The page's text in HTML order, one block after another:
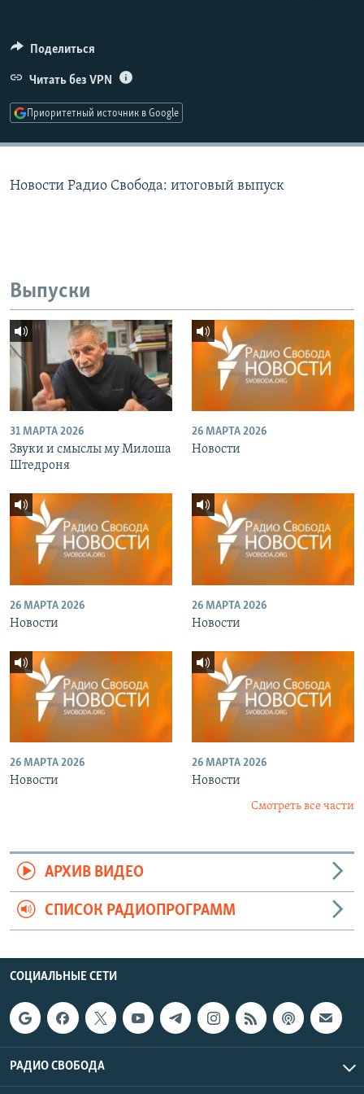
ПОДПИШИТЕСЬ НА РАССЫЛКУ
СОЦИАЛЬНЫЕ СЕТИ
Поделиться
Читать без VPN
Приоритетный источник в Google
Новости Радио Свобода: итоговый выпуск
Выпуски
31 МАРТА 2026
Звуки и смыслы му Милоша
Штедроня
26 МАРТА 2026
Новости
26 МАРТА 2026
Новости
26 МАРТА 2026
Новости
26 МАРТА 2026
Новости
26 МАРТА 2026
Новости
Смотреть все части
АРХИВ ВИДЕО
СПИСОК РАДИОПРОГРАММ
СОЦИАЛЬНЫЕ СЕТИ
РАДИО СВОБОДА